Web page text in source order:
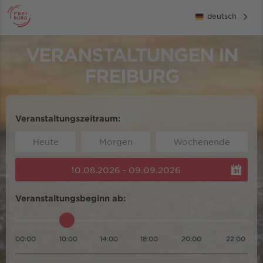
deutsch
VERANSTALTUNGEN IN
FREIBURG
Veranstaltungszeitraum:
Heute Morgen Wochenende
10.08.2026 - 09.09.2026
Veranstaltungsbeginn ab:
00:00 10:00 14:00 18:00 20:00 22:00